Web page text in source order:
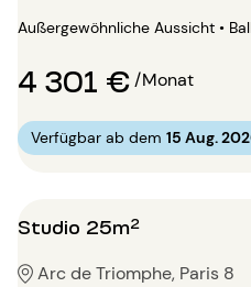
Außergewöhnliche Aussicht •
4 301 €/Monat
Verfügbar ab dem 15 Aug.
Studio 25m²
Arc de Triomphe, Paris 8